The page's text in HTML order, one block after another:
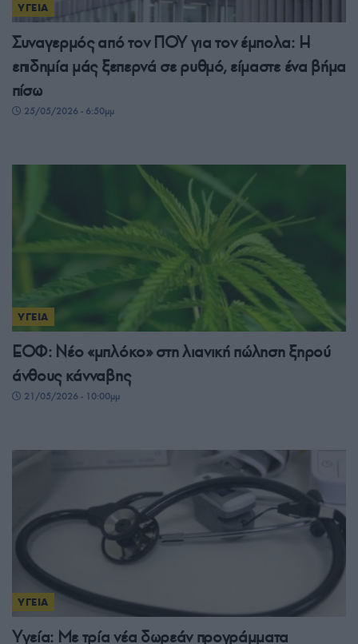
ΥΓΕΙΑ
Συναγερμός από τον ΠΟΥ για τον έμπολα: Η
επιδημία μάς ξεπερνά σε ρυθμό, είμαστε ένα βήμα
πίσω
25/05/2026 - 6:50μμ
ΥΓΕΙΑ
ΕΟΦ: Νέο «μπλόκο» στη λιανική πώληση ξηρού
άνθους κάνναβης
21/05/2026 - 10:00μμ
ΥΓΕΙΑ
Υγεία: Με τρία νέα δωρεάν προγράμματα